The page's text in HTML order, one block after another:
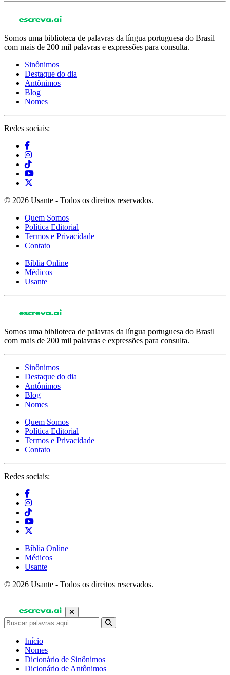
Somos uma biblioteca de palavras da língua portuguesa do Brasil
com mais de 200 mil palavras e expressões para consulta.
Sinônimos
Destaque do dia
Antônimos
Blog
Nomes
Redes sociais:
© 2026 Usante - Todos os direitos reservados.
Quem Somos
Política Editorial
Termos e Privacidade
Contato
Bíblia Online
Médicos
Usante
Somos uma biblioteca de palavras da língua portuguesa do Brasil
com mais de 200 mil palavras e expressões para consulta.
Sinônimos
Destaque do dia
Antônimos
Blog
Nomes
Quem Somos
Política Editorial
Termos e Privacidade
Contato
Redes sociais:
Bíblia Online
Médicos
Usante
© 2026 Usante - Todos os direitos reservados.
Início
Nomes
Dicionário de Sinônimos
Dicionário de Antônimos